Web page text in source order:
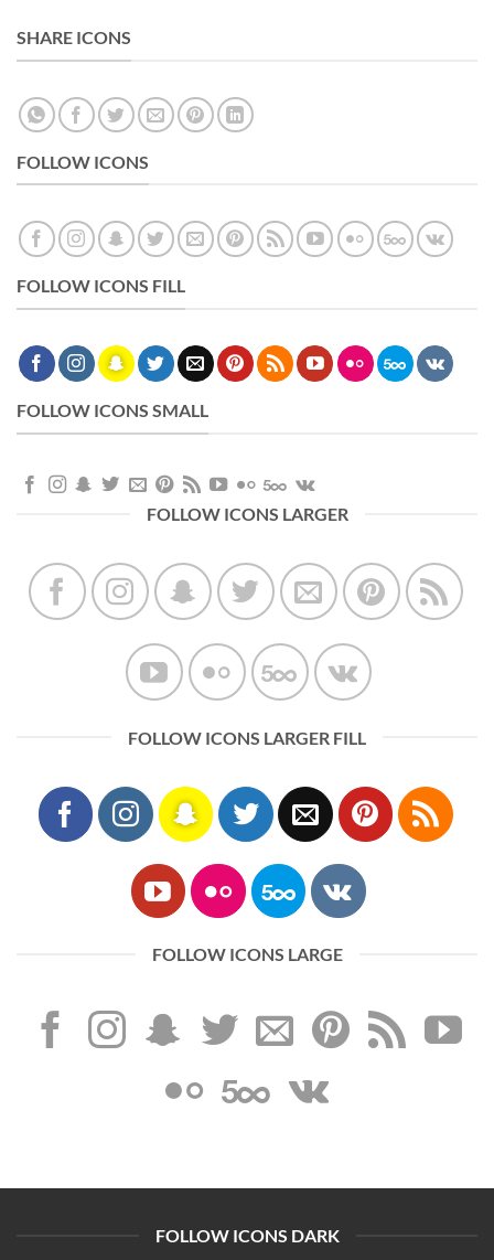
SHARE ICONS
FOLLOW ICONS
FOLLOW ICONS FILL
FOLLOW ICONS SMALL
FOLLOW ICONS LARGER
FOLLOW ICONS LARGER FILL
FOLLOW ICONS LARGE
FOLLOW ICONS DARK